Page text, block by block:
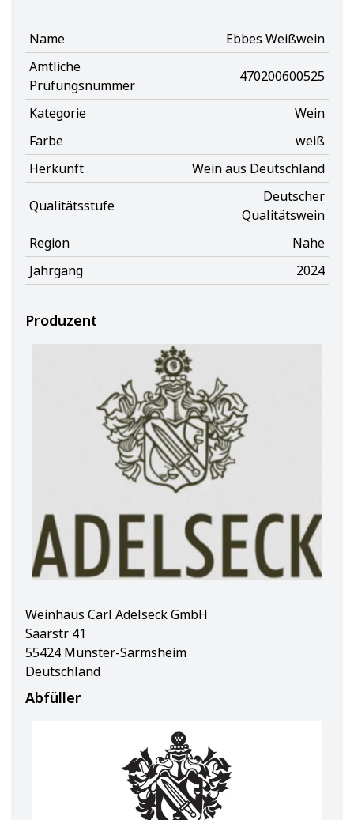
Name
Ebbes Weißwein
Amtliche
Prüfungsnummer
470200600525
Kategorie
Wein
Farbe
weiß
Herkunft
Wein aus Deutschland
Qualitätsstufe
Deutscher
Qualitätswein
Region
Nahe
Jahrgang
2024
Produzent
Weinhaus Carl Adelseck GmbH
Saarstr 41
55424 Münster-Sarmsheim
Deutschland
Abfüller